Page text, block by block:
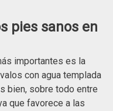
pies sanos en
importantes es la
con agua templada
bien, sobre todo entre
que favorece a las